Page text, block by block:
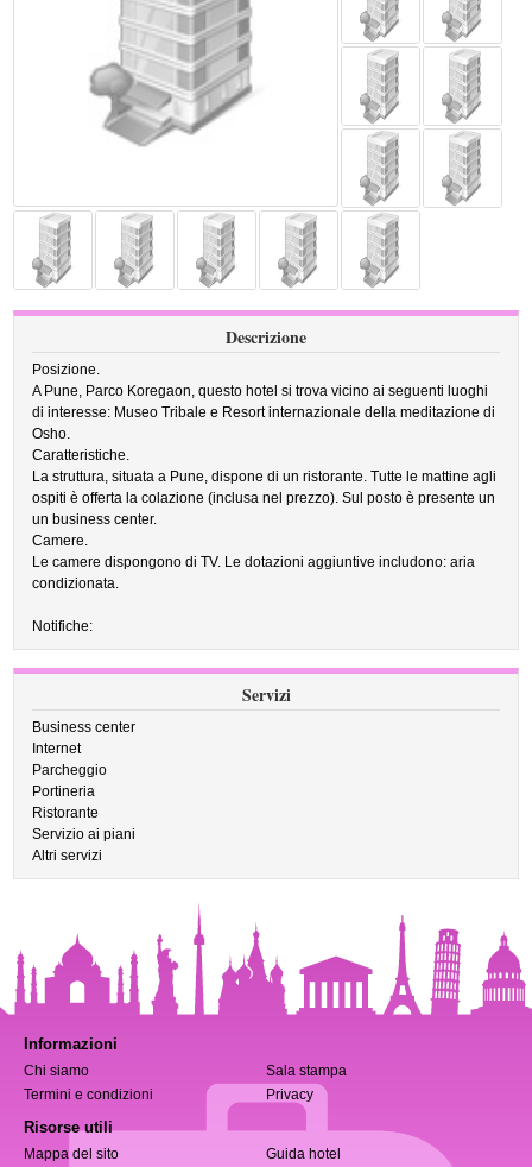
Descrizione
Posizione.
A Pune, Parco Koregaon, questo hotel si trova vicino ai seguenti luoghi
di interesse: Museo Tribale e Resort internazionale della meditazione di
Osho.
Caratteristiche.
La struttura, situata a Pune, dispone di un ristorante. Tutte le mattine agli
ospiti è offerta la colazione (inclusa nel prezzo). Sul posto è presente un
un business center.
Camere.
Le camere dispongono di TV. Le dotazioni aggiuntive includono: aria
condizionata.
Notifiche:
Servizi
Business center
Internet
Parcheggio
Portineria
Ristorante
Servizio ai piani
Altri servizi
Informazioni
Chi siamo
Sala stampa
Termini e condizioni
Privacy
Risorse utili
Mappa del sito Guida hotel